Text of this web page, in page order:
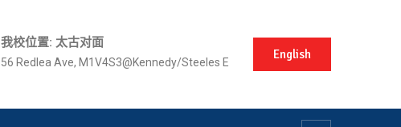
我校位置: 太古对面
56 Redlea Ave, M1V4S3@Kennedy/Steeles E
English